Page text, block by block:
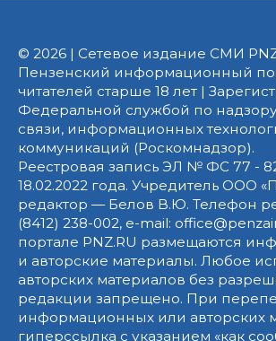
© 2026 | Сетевое издание СМИ
Пензенский информационный
читателей старше 18 лет |
Федеральной службой по
связи, информационных
коммуникаций (Роскомнадзор).
Реестровая запись ЭЛ № ФС 77 -
18.02.2022 года. Учредитель ООО
редактор — Белов В.Ю. Телефон
(8412) 238-002, e-mail:
портале PNZ.RU размещаются
и авторские материалы. Любое
авторских материалов без
редакции запрещено. При
информационных или авторских
гиперссылка с указанием «как